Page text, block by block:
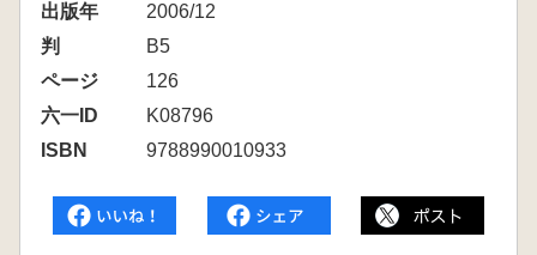
出版年
2006/12
判
B5
ページ
126
六一ID
K08796
ISBN
9788990010933